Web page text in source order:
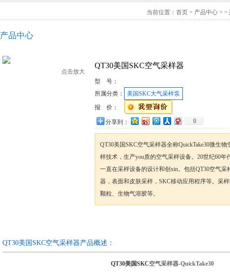
当前位置： 首页 > 产品中心 > >
产品中心
点击放大
QT30美国SKC空气采样器
型 号：
所属分类：
美国SKC大气采样泵
报 价：
分享到： 0
QT30美国SKC空气采样器全称QuickTake30微生
样技术，生产you质的空气采样设备。20世纪60年
一直在采样设备的设计和创xin。包括QT30空气采
器，表面和皮肤采样，SKC移动应用程序等。采样
颗粒、生物气溶胶等。
QT30美国SKC空气采样器产品概述：
QT30美国SKC空气采样器-QuickTake30